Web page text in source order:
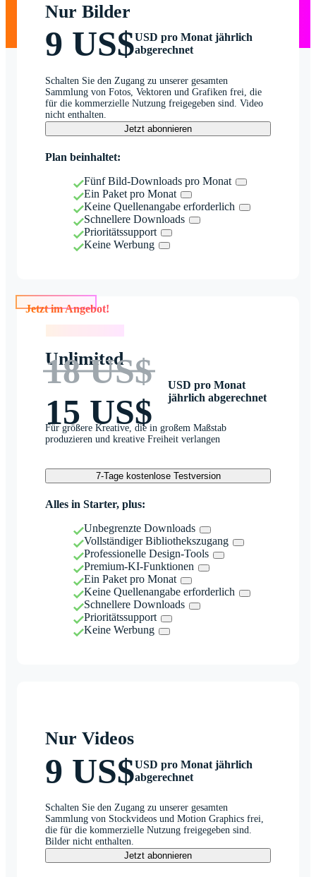
Nur Bilder
9 US$USD pro Monat jährlich
abgerechnet
Schalten Sie den Zugang zu unserer gesamten
Sammlung von Fotos, Vektoren und Grafiken frei, die
für die kommerzielle Nutzung freigegeben sind. Video
nicht enthalten.
Jetzt abonnieren
Plan beinhaltet:
Fünf Bild-Downloads pro Monat
Ein Paket pro Monat
Keine Quellenangabe erforderlich
Schnellere Downloads
Prioritätssupport
Keine Werbung
Jetzt im Angebot!
Unlimited
18 US$
15 US$
USD pro Monat
jährlich abgerechnet
Für größere Kreative, die in großem Maßstab
produzieren und kreative Freiheit verlangen
7-Tage kostenlose Testversion
Alles in Starter, plus:
Unbegrenzte Downloads
Vollständiger Bibliothekszugang
Professionelle Design-Tools
Premium-KI-Funktionen
Ein Paket pro Monat
Keine Quellenangabe erforderlich
Schnellere Downloads
Prioritätssupport
Keine Werbung
Nur Videos
9 US$USD pro Monat jährlich
abgerechnet
Schalten Sie den Zugang zu unserer gesamten
Sammlung von Stockvideos und Motion Graphics frei,
die für die kommerzielle Nutzung freigegeben sind.
Bilder nicht enthalten.
Jetzt abonnieren